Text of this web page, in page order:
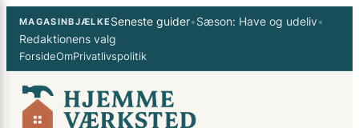
indhold
MAGASINBJÆLKE Seneste guider•Sæson: Have og udeliv•
Redaktionens valg
ForsideOmPrivatlivspolitik